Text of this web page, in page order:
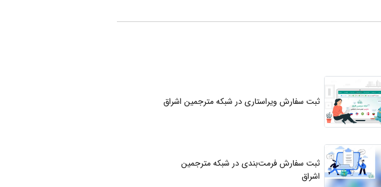
ثبت سفارش ویراستاری در شبکه مترجمین اشراق
ثبت سفارش فرمت‌بندی در شبکه مترجمین
اشراق